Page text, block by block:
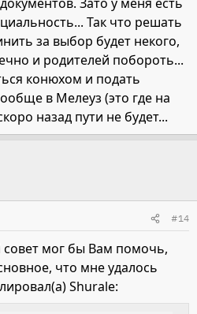
Так что решать
за выбор будет некого,
и родителей побороть...
конюхом и подать
в Мелеуз (это где на
назад пути не будет...
#14
совет мог бы Вам помочь,
что мне удалось
Shurale: